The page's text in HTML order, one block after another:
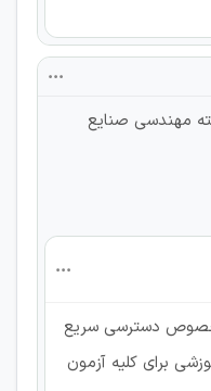
مهندسی صنایع
خصوص دسترسی سریع
برای کلیه آزمون